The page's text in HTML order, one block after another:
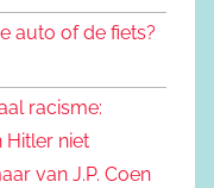
auto of de fiets?
racisme:
niet
van J.P. Coen